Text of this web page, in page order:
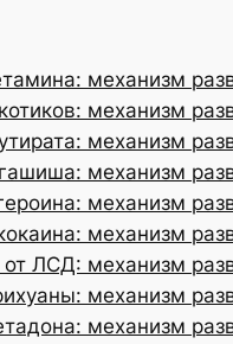
механизм
механизм
механизм
механизм
механизм
механизм
ЛСД: механизм
механизм
механизм